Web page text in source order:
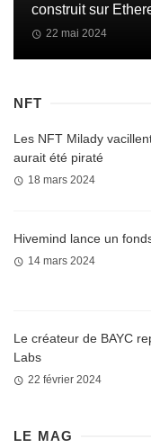
construit sur
22 mai 2024
NFT
Les NFT Milady
aurait été piraté
18 mars 2024
Hivemind lance un
14 mars 2024
Le créateur de BAYC
Labs
22 février 2024
LE MAG